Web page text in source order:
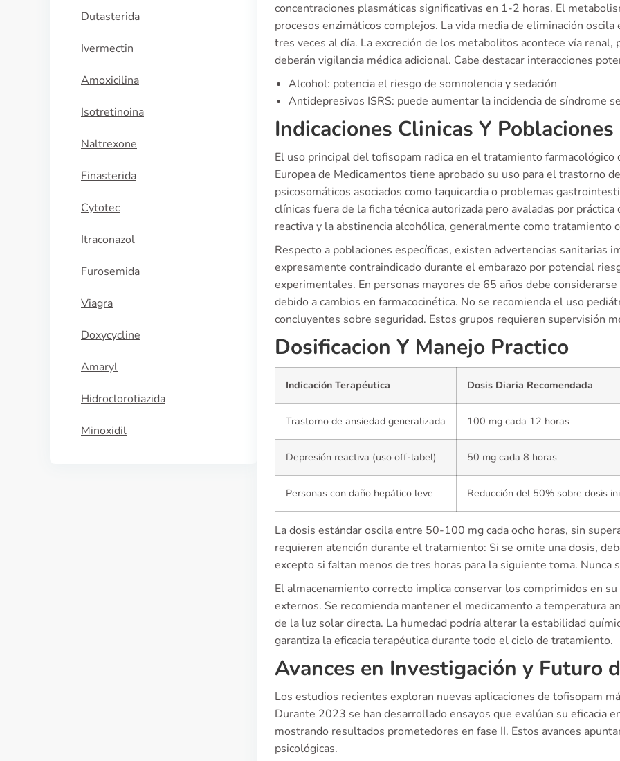
Dutasterida
Ivermectin
Amoxicilina
Isotretinoina
Naltrexone
Finasterida
Cytotec
Itraconazol
Furosemida
Viagra
Doxycycline
Amaryl
Hidroclorotiazida
Minoxidil
concentraciones plasmáticas significativas en 1-2 horas. El
procesos enzimáticos complejos. La vida media de eliminación
tres veces al día. La excreción de los metabolitos acontece vía
deberán vigilancia médica adicional. Cabe destacar interacciones
Alcohol: potencia el riesgo de somnolencia y sedación
Antidepresivos ISRS: puede aumentar la incidencia de síndrome
Indicaciones Clinicas Y Poblaciones
El uso principal del tofisopam radica en el tratamiento
Europea de Medicamentos tiene aprobado su uso para el trastorno
psicosomáticos asociados como taquicardia o problemas
clínicas fuera de la ficha técnica autorizada pero avaladas por
reactiva y la abstinencia alcohólica, generalmente como tratamiento
Respecto a poblaciones específicas, existen advertencias sanitarias
expresamente contraindicado durante el embarazo por potencial
experimentales. En personas mayores de 65 años debe
debido a cambios en farmacocinética. No se recomienda el uso
concluyentes sobre seguridad. Estos grupos requieren supervisión
Dosificacion Y Manejo Practico
Indicación Terapéutica Dosis Diaria Recomendada
Trastorno de ansiedad generalizada 100 mg cada 12 horas
Depresión reactiva (uso off-label) 50 mg cada 8 horas
Personas con daño hepático leve Reducción del 50% sobre dosis
La dosis estándar oscila entre 50-100 mg cada ocho horas, sin
requieren atención durante el tratamiento: Si se omite una dosis,
excepto si faltan menos de tres horas para la siguiente toma. Nunca
El almacenamiento correcto implica conservar los comprimidos en
externos. Se recomienda mantener el medicamento a temperatura
de la luz solar directa. La humedad podría alterar la estabilidad
garantiza la eficacia terapéutica durante todo el ciclo de tratamiento.
Avances en Investigación y Futuro
Los estudios recientes exploran nuevas aplicaciones de tofisopam
Durante 2023 se han desarrollado ensayos que evalúan su eficacia
mostrando resultados prometedores en fase II. Estos avances
psicológicas.